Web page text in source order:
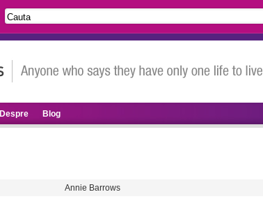
Despre Blog
Annie Barrows